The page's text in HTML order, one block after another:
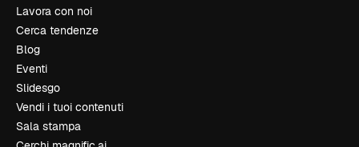
Lavora con noi
Cerca tendenze
Blog
Eventi
Slidesgo
Vendi i tuoi contenuti
Sala stampa